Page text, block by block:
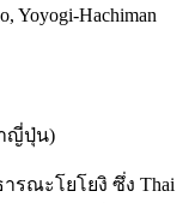
Yoyogi-Hachiman
ญี่ปุ่น)
รณะโยโยงิ ซึ่ง Thai